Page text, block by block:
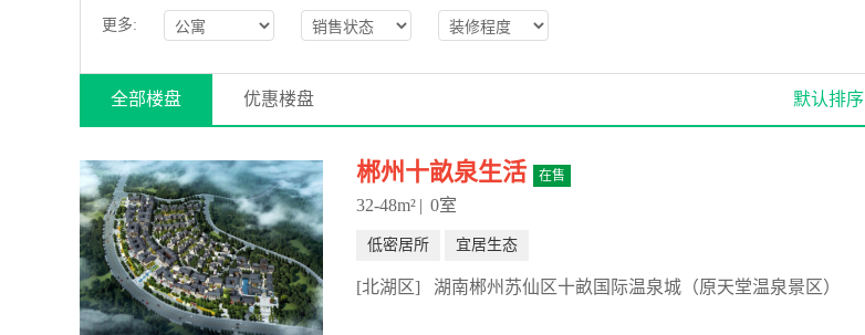
更多:
全部楼盘 优惠楼盘 默认排序
郴州十畝泉生活 在售
32-48m² | 0室
低密居所 宜居生态
[北湖区] 湖南郴州苏仙区十畝国际温泉城（原天堂温泉景区）